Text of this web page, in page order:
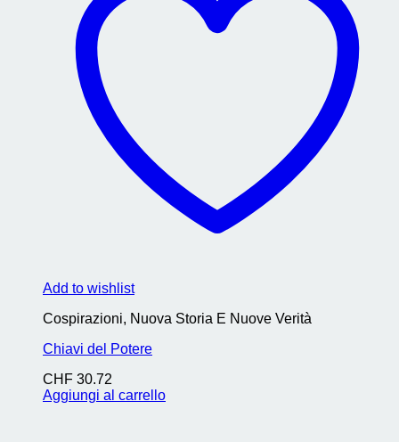
Add to wishlist
Cospirazioni, Nuova Storia E Nuove Verità
Chiavi del Potere
CHF 30.72
Aggiungi al carrello